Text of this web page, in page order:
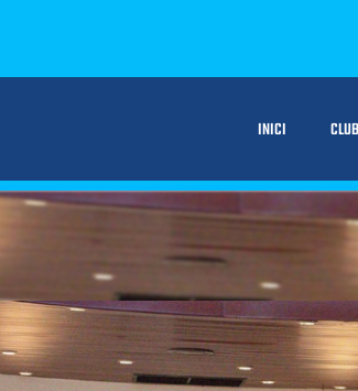
INICI CLUB